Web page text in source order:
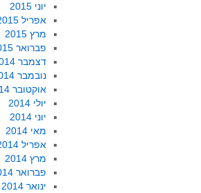
יוני 2015
אפריל 2015
מרץ 2015
פברואר 2015
דצמבר 2014
נובמבר 2014
אוקטובר 2014
יולי 2014
יוני 2014
מאי 2014
אפריל 2014
מרץ 2014
פברואר 2014
ינואר 2014